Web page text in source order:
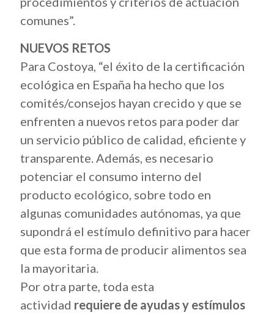
comunes”.
NUEVOS RETOS
Para Costoya, “el éxito de la certificación
ecológica en España ha hecho que los
comités/consejos hayan crecido y que se
enfrenten a nuevos retos para poder dar
un servicio público de calidad, eficiente y
transparente. Además, es necesario
potenciar el consumo interno del
producto ecológico, sobre todo en
algunas comunidades autónomas, ya que
supondrá el estímulo definitivo para hacer
que esta forma de producir alimentos sea
la mayoritaria.
Por otra parte, toda esta
actividad requiere de ayudas y estímulos